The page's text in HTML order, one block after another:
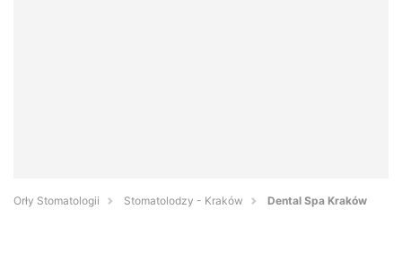
Orły Stomatologii Stomatolodzy - Kraków Dental Spa Kraków